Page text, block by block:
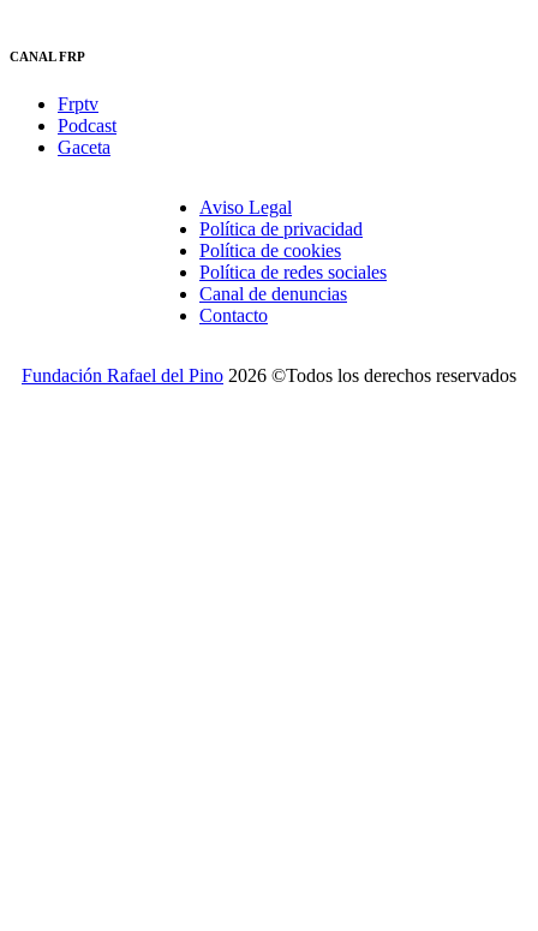
CANAL FRP
Frptv
Podcast
Gaceta
Aviso Legal
Política de privacidad
Política de cookies
Política de redes sociales
Canal de denuncias
Contacto
Fundación Rafael del Pino 2026 ©Todos los derechos reservados